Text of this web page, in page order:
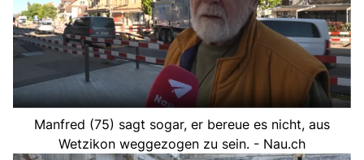
Manfred (75) sagt sogar, er bereue es nicht, aus
Wetzikon weggezogen zu sein. - Nau.ch